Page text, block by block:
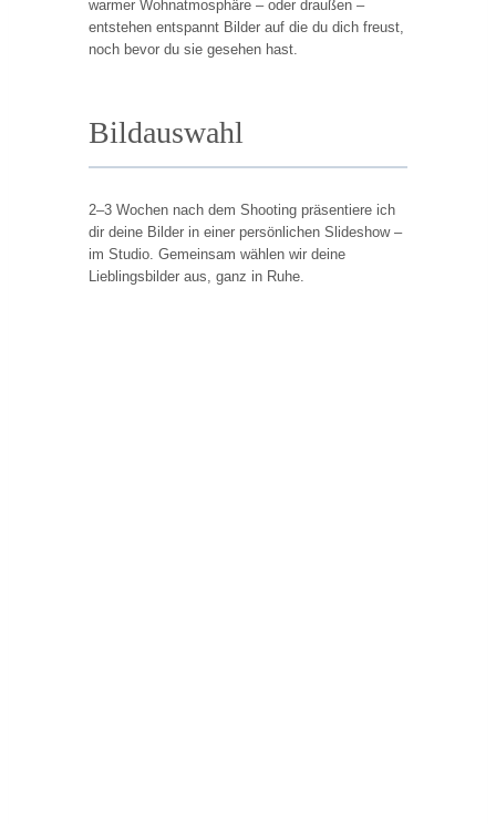
warmer Wohnatmosphäre – oder draußen –
entstehen entspannt Bilder auf die du dich freust,
noch bevor du sie gesehen hast.
Bildauswahl
2–3 Wochen nach dem Shooting präsentiere ich
dir deine Bilder in einer persönlichen Slideshow –
im Studio. Gemeinsam wählen wir deine
Lieblingsbilder aus, ganz in Ruhe.